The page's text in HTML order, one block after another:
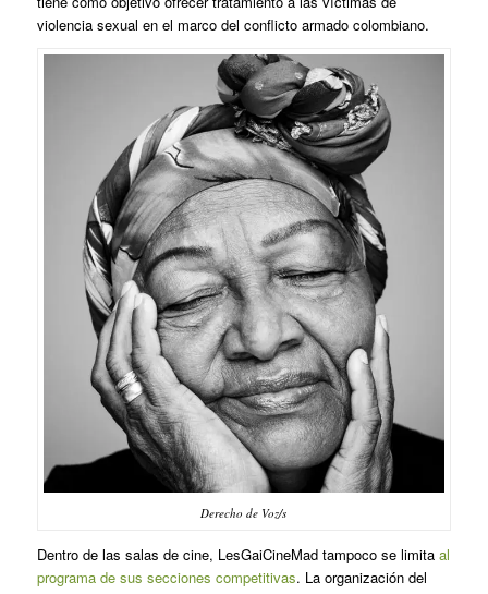
violencia sexual en el marco del conflicto armado colombiano.
Derecho de Voz/s
Dentro de las salas de cine, LesGaiCineMad tampoco se limita al
programa de sus secciones competitivas. La organización del